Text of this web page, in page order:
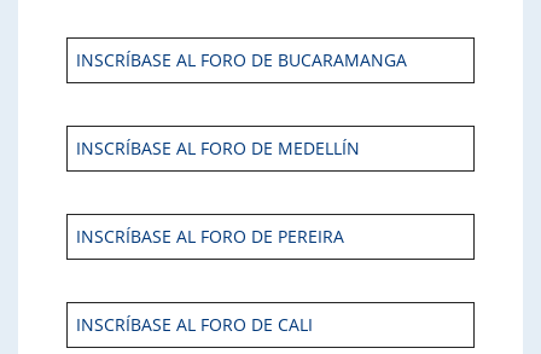
INSCRÍBASE AL FORO DE BUCARAMANGA
INSCRÍBASE AL FORO DE MEDELLÍN
INSCRÍBASE AL FORO DE PEREIRA
INSCRÍBASE AL FORO DE CALI